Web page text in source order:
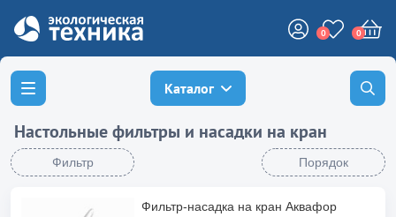
0 0
Каталог
Настольные фильтры и насадки на кран
Фильтр Порядок
Фильтр-насадка на кран Аквафор